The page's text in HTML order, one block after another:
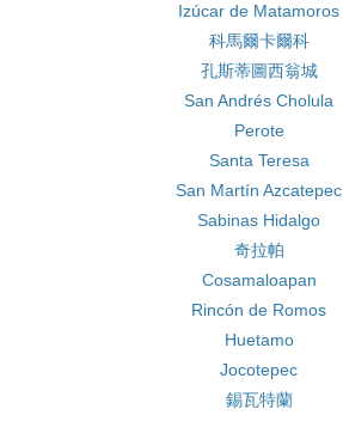
Izúcar de Matamoros
科馬爾卡爾科
孔斯蒂圖西翁城
San Andrés Cholula
Perote
Santa Teresa
San Martín Azcatepec
Sabinas Hidalgo
奇拉帕
Cosamaloapan
Rincón de Romos
Huetamo
Jocotepec
錫瓦特蘭